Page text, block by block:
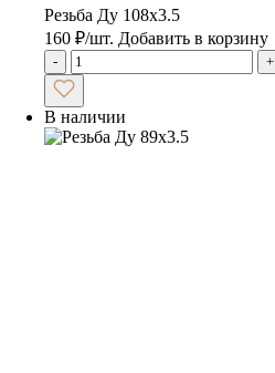
Резьба Ду 108х3.5
160 ₽/шт. Добавить в корзину
- +
В наличии